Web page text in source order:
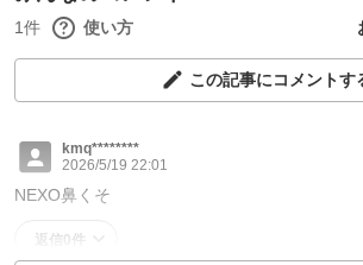
1件 使い方
この記事にコメントす
kmq********
2026/5/19 22:01
NEXO鼻くそ
返信0件